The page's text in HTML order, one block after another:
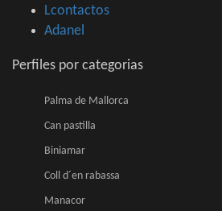
Lcontactos
Adanel
Perfiles por categorias
Palma de Mallorca
Can pastilla
Biniamar
Coll d´en rabassa
Manacor